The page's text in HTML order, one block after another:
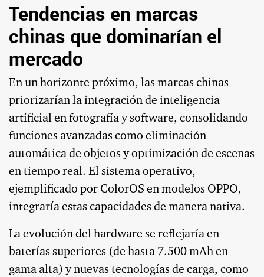
Tendencias en marcas
chinas que dominarían el
mercado
En un horizonte próximo, las marcas chinas
priorizarían la integración de inteligencia
artificial en fotografía y software, consolidando
funciones avanzadas como eliminación
automática de objetos y optimización de escenas
en tiempo real. El sistema operativo,
ejemplificado por ColorOS en modelos OPPO,
integraría estas capacidades de manera nativa.
La evolución del hardware se reflejaría en
baterías superiores (de hasta 7.500 mAh en
gama alta) y nuevas tecnologías de carga, como